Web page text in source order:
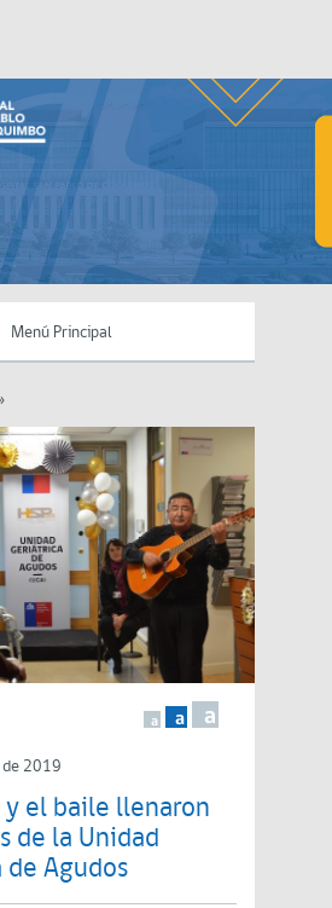
Menú Principal
a a a
2019
y el baile llenaron
de la Unidad
Agudos